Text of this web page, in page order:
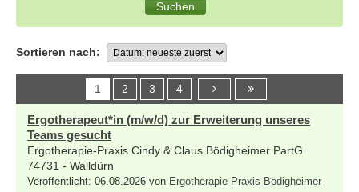
Sortieren nach:
1 2 3 4
Ergotherapeut*in (m/w/d) zur Erweiterung unseres
Teams gesucht
Ergotherapie-Praxis Cindy & Claus Bödigheimer PartG
74731 - Walldürn
Veröffentlicht: 06.08.2026 von Ergotherapie-Praxis Bödigheimer